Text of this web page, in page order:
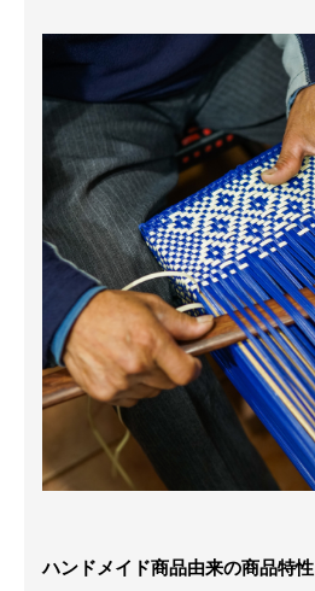
ハンドメイド商品由来の商品特性